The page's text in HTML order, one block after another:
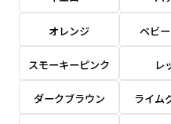
オレンジ ベビ
スモーキーピンク レ
ダークブラウン ライム
返事を頂いたあとに
ご購入時の案内にそ
イルまたは、文章で
名入れ（要画像確
弊社よりJPG画像をお
返事を頂いたあとに
幅が15cm 狭くなって
す。
幅が15cm 狭くなって
す。
右棒袋縫い 上棒
上下棒袋縫い
（上のみ） そ
※備考